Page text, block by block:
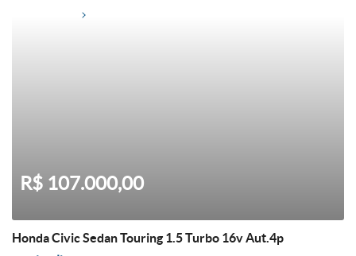
R$ 107.000,00
Honda Civic Sedan Touring 1.5 Turbo 16v Aut.4p